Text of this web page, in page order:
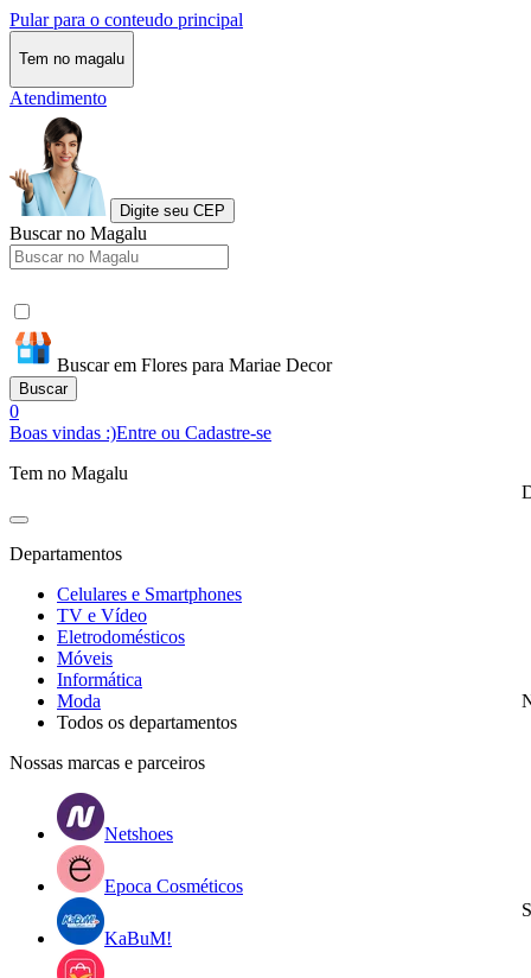
Pular para o conteudo principal
Tem no magalu
Atendimento
Digite seu CEP
Buscar no Magalu
Buscar em Flores para Mariae Decor
Buscar
0
Boas vindas :)Entre ou Cadastre-se
Tem no Magalu
Departamentos
Celulares e Smartphones
TV e Vídeo
Eletrodomésticos
Móveis
Informática
Moda
Todos os departamentos
Nossas marcas e parceiros
Netshoes
Epoca Cosméticos
KaBuM!